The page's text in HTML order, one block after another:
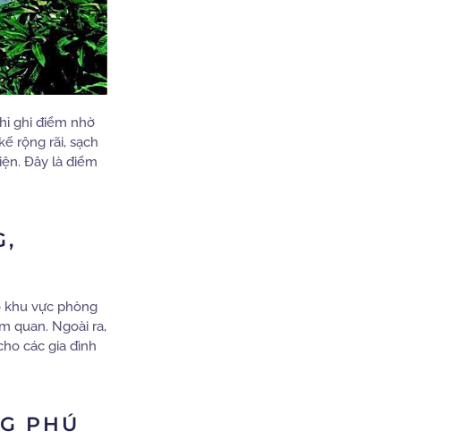
ghi điểm nhờ
rộng rãi, sạch
Đây là điểm
khu vực phòng
quan. Ngoài ra,
các gia đình
PHÚ